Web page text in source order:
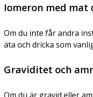
Iomeron med mat
Om du inte får andra
äta och dricka som
Graviditet och